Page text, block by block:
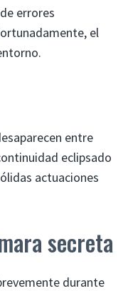
errores
el
entre
eclipsado
actuaciones
secreta
durante